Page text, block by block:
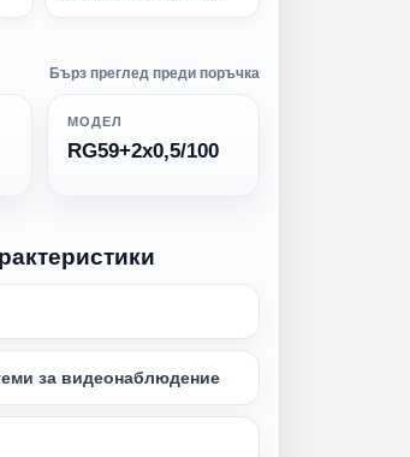
Бърз преглед преди поръчка
МОДЕЛ
RG59+2x0,5/100
за видеонаблюдение